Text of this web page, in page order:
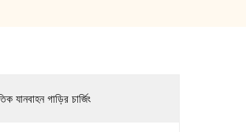
যানবাহন গাড়ির চার্জিং